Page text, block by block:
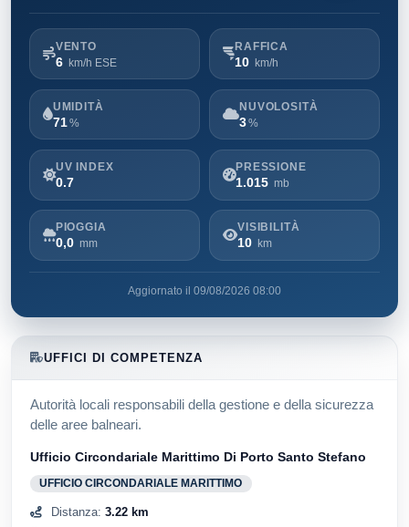
VENTO
6 km/h ESE
RAFFICA
10 km/h
UMIDITÀ
71 %
NUVOLOSITÀ
3%
UV INDEX
0.7
PRESSIONE
1.015 mb
PIOGGIA
0,0 mm
VISIBILITÀ
10 km
Aggiornato il 09/08/2026 08:00
UFFICI DI COMPETENZA
Autorità locali responsabili della gestione e della sicurezza
delle aree balneari.
Ufficio Circondariale Marittimo Di Porto Santo Stefano
UFFICIO CIRCONDARIALE MARITTIMO
Distanza: 3.22 km